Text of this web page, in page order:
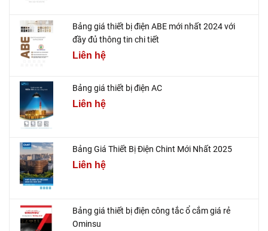
Bảng giá thiết bị điện ABE mới nhất 2024 với
đầy đủ thông tin chi tiết
Liên hệ
Bảng giá thiết bị điện AC
Liên hệ
Bảng Giá Thiết Bị Điện Chint Mới Nhất 2025
Liên hệ
Bảng giá thiết bị điện công tắc ổ cắm giá rẻ
Ominsu